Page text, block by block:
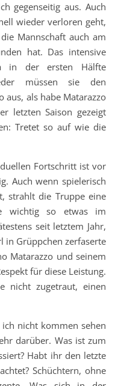
gegenseitig aus. Auch
wieder verloren geht,
Mannschaft auch am
hat. Das intensive
in der ersten Hälfte
müssen sie den
aus, als habe Matarazzo
letzten Saison gezeigt
Tretet so auf wie die
Fortschritt ist vor
Auch wenn spielerisch
strahlt die Truppe eine
wichtig so etwas im
seit letztem Jahr,
in Grüppchen zerfaserte
Matarazzo und seinem
für diese Leistung.
nicht zugetraut, einen
nicht kommen sehen
darüber. Was ist zum
Habt ihr den letzte
Schüchtern, ohne